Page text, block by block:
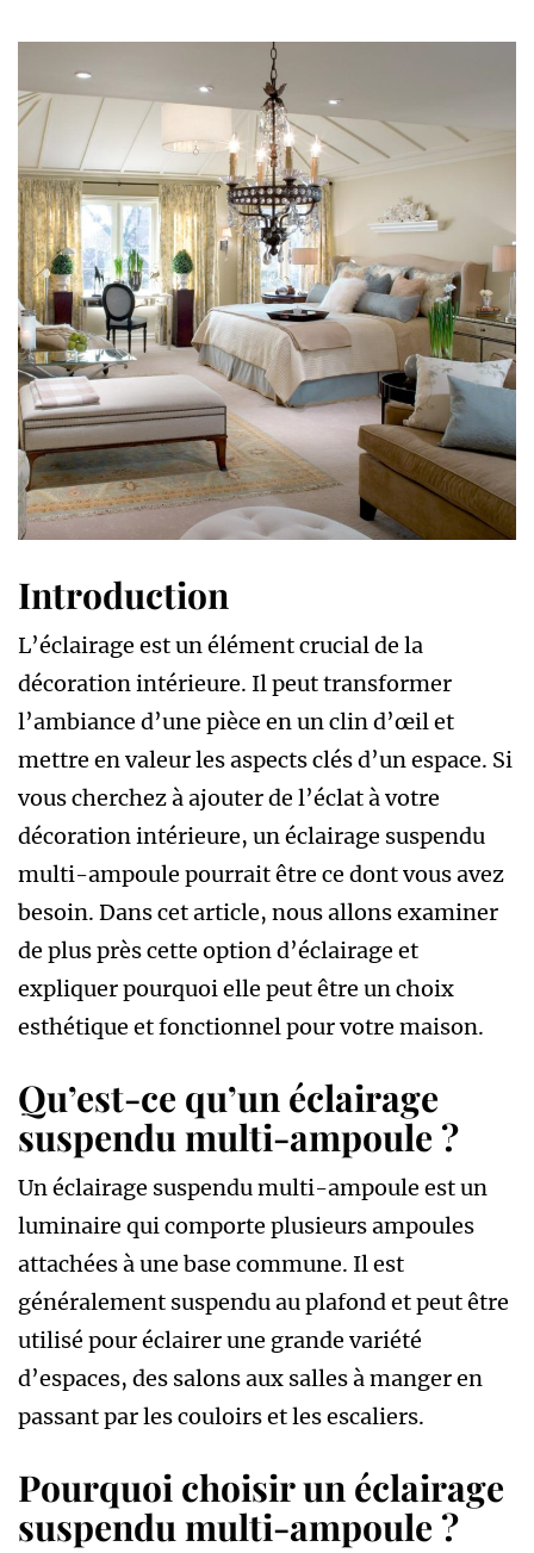
Introduction
L’éclairage est un élément crucial de la
décoration intérieure. Il peut transformer
l’ambiance d’une pièce en un clin d’œil et
mettre en valeur les aspects clés d’un espace. Si
vous cherchez à ajouter de l’éclat à votre
décoration intérieure, un éclairage suspendu
multi-ampoule pourrait être ce dont vous avez
besoin. Dans cet article, nous allons examiner
de plus près cette option d’éclairage et
expliquer pourquoi elle peut être un choix
esthétique et fonctionnel pour votre maison.
Qu’est-ce qu’un éclairage
suspendu multi-ampoule ?
Un éclairage suspendu multi-ampoule est un
luminaire qui comporte plusieurs ampoules
attachées à une base commune. Il est
généralement suspendu au plafond et peut être
utilisé pour éclairer une grande variété
d’espaces, des salons aux salles à manger en
passant par les couloirs et les escaliers.
Pourquoi choisir un éclairage
suspendu multi-ampoule ?